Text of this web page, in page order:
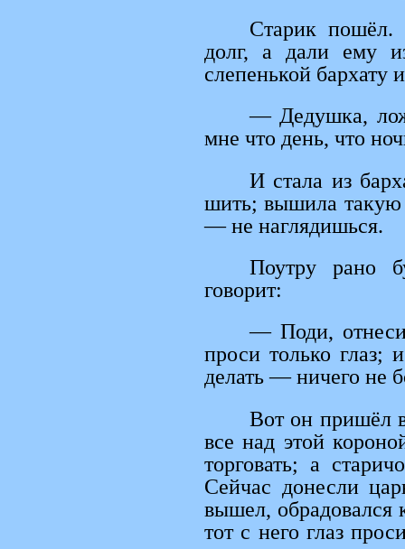
Старик
долг, а дали ему
слепенькой бархату
— Дедушка,
мне что день, что
И стала из
шить; вышила такую
— не наглядишься.
Поутру рано
говорит:
— Поди,
проси только глаз;
делать — ничего не
Вот он пришёл
все над этой
торговать; а
Сейчас донесли
вышел, обрадовался
тот с него глаз